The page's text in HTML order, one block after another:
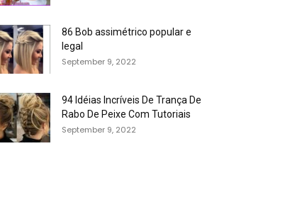
86 Bob assimétrico popular e
legal
September 9, 2022
94 Idéias Incríveis De Trança De
Rabo De Peixe Com Tutoriais
September 9, 2022